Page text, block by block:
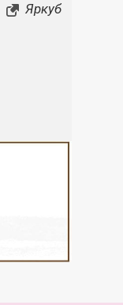
Яркуб